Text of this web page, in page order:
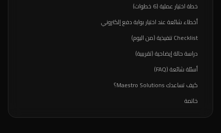
خطة اختيار عملية (6 خطوات)
أخطاء شائعة عند اختيار بوابة دفع إلكتروني
Checklist تنفيذية (من اليوم)
دراسة حالة إيضاحية (تقريبية)
أسئلة شائعة (FAQ)
كيف تساعدك Maestro Solutions؟
خاتمة